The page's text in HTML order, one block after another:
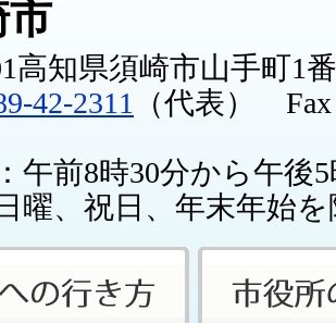
市
高知県須崎市山手町1
42-2311
（代表） Fax
午前8時30分から午後
曜、祝日、年末年始